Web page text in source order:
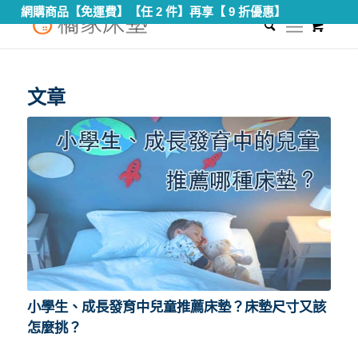
網購商品【免運費】【任 2 件】再享【 9 折優惠】
您現在的位置： 首頁 /學生床墊尺寸
文章
小學生、成長發育中兒童推薦床墊？床墊尺寸又該
怎麼挑？